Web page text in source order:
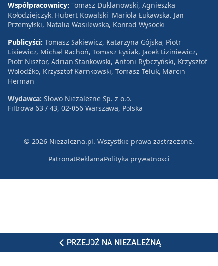
PRZEJDŹ NA NIEZALEŻNĄ
Współpracownicy: Tomasz Duklanowski, Agnieszka
Kołodziejczyk, Hubert Kowalski, Mariola Łukawska, Jan
Przemyłski, Natalia Wasilewska, Konrad Wysocki
Publicyści: Tomasz Sakiewicz, Katarzyna Gójska, Piotr
Lisiewicz, Michał Rachoń, Tomasz Łysiak, Jacek Liziniewicz,
Piotr Nisztor, Adrian Stankowski, Antoni Rybczyński, Krzysztof
Wołodźko, Krzysztof Karnkowski, Tomasz Teluk, Marcin
Herman
Wydawca: Słowo Niezależne Sp. z o.o.
Filtrowa 63 / 43, 02-056 Warszawa, Polska
© 2026 Niezależna.pl. Wszystkie prawa zastrzeżone.
PatronatReklamaPolityka prywatności